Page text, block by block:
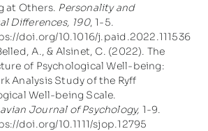
at Others. Personality and
Differences, 190, 1-5.
doi.org/10.1016/j.paid.2022.111536
A., & Alsinet, C. (2022). The
of Psychological Well-being:
Analysis Study of the Ryff
Well-being Scale.
Journal of Psychology, 1-9.
doi.org/10.1111/sjop.12795